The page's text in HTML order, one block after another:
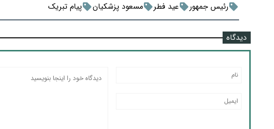
رئیس جمهور عید فطر مسعود پزشکیان پیام تبریک
دیدگاه